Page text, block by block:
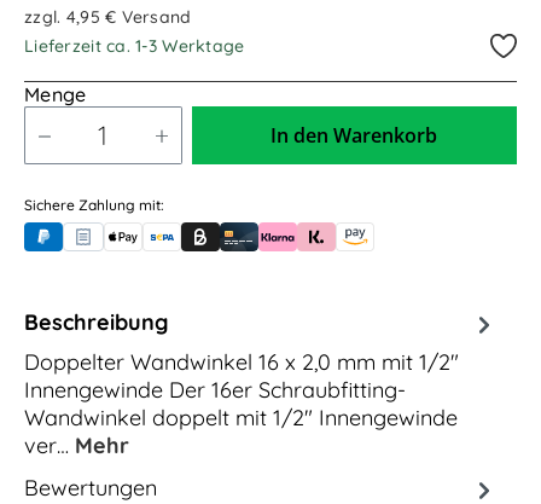
zzgl. 4,95 € Versand
Lieferzeit ca. 1-3 Werktage
Menge
In den Warenkorb
Sichere Zahlung mit:
PayPalRechnungskauf (für Behörden)
Apple PayBanküberweisung (vorab)
Rechnungskauf (Billie)
Kreditkarte
Rechnung oder Ratenkauf (Klarna)
Sofortüberweisung (Klarna)
Amazon Pay
Beschreibung
Doppelter Wandwinkel 16 x 2,0 mm mit 1/2"
Innengewinde Der 16er Schraubfitting-
Wandwinkel doppelt mit 1/2" Innengewinde
ver… Mehr
Bewertungen